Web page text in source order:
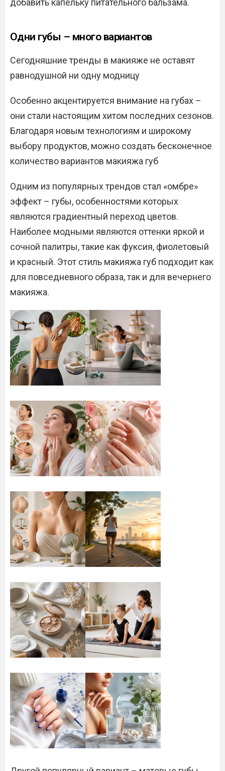
добавить капельку питательного бальзама.
Одни губы – много вариантов
Сегодняшние тренды в макияже не оставят
равнодушной ни одну модницу
Особенно акцентируется внимание на губах –
они стали настоящим хитом последних сезонов.
Благодаря новым технологиям и широкому
выбору продуктов, можно создать бесконечное
количество вариантов макияжа губ
Одним из популярных трендов стал «омбре»
эффект – губы, особенностями которых
являются градиентный переход цветов.
Наиболее модными являются оттенки яркой и
сочной палитры, такие как фуксия, фиолетовый
и красный. Этот стиль макияжа губ подходит как
для повседневного образа, так и для вечернего
макияжа.